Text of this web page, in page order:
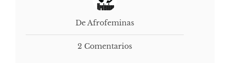
De Afrofeminas
2 Comentarios